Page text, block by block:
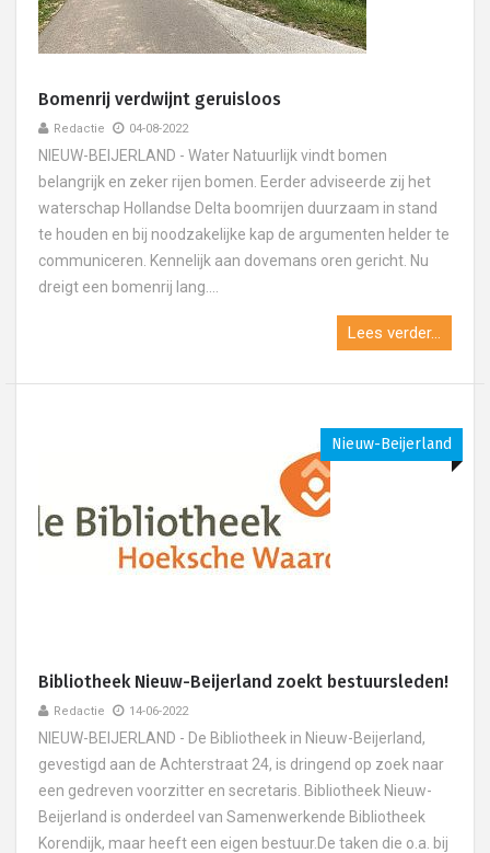
Bomenrij verdwijnt geruisloos
Redactie 04-08-2022
NIEUW-BEIJERLAND - Water Natuurlijk vindt bomen
belangrijk en zeker rijen bomen. Eerder adviseerde zij het
waterschap Hollandse Delta boomrijen duurzaam in stand
te houden en bij noodzakelijke kap de argumenten helder te
communiceren. Kennelijk aan dovemans oren gericht. Nu
dreigt een bomenrij lang....
Lees verder...
Nieuw-Beijerland
Bibliotheek Nieuw-Beijerland zoekt bestuursleden!
Redactie 14-06-2022
NIEUW-BEIJERLAND - De Bibliotheek in Nieuw-Beijerland,
gevestigd aan de Achterstraat 24, is dringend op zoek naar
een gedreven voorzitter en secretaris. Bibliotheek Nieuw-
Beijerland is onderdeel van Samenwerkende Bibliotheek
Korendijk, maar heeft een eigen bestuur.De taken die o.a. bij